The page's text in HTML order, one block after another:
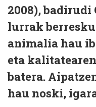
2008), badirudi
lurrak
animalia hau
eta
batera.
hau noski,